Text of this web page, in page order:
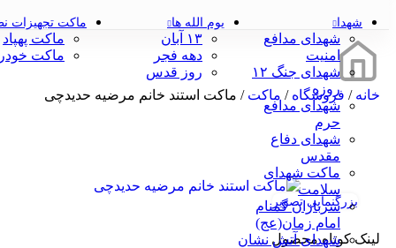
شهدا
شهدای مدافع
امنیت
شهدای جنگ ۱۲
روزه
شهدای مدافع
حرم
شهدای دفاع
مقدس
ماکت شهدای
سلامت
سربازان گمنام
امام زمان(عج)
شهدای آتش نشان
یوم الله ها
۱۳ آبان
دهه فجر
روز قدس
ماکت تجهیزات
ماکت پهپاد
ماکت
خانه/ فروشگاه/ ماکت/ ماکت استند خانم مرضیه حدیدچی
بزرگنمایی تصویر
لینک کوتاه محصول